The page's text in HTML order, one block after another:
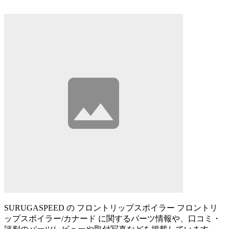
SURUGASPEED の フロントリップスポイラー フロントリ
ップスポイラー/カナード に関するパーツ情報や、口コミ・